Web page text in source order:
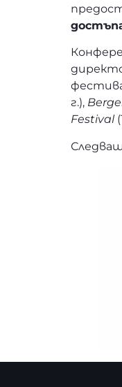
г.),
Festival